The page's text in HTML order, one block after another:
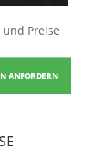
Preise
ANFORDERN